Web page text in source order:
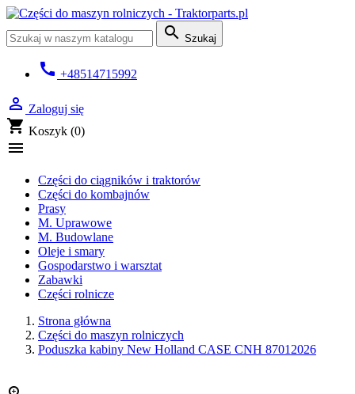
 Szukaj
call +48514715992
 Zaloguj się
shopping_cart Koszyk (0)

Części do ciągników i traktorów
Części do kombajnów
Prasy
M. Uprawowe
M. Budowlane
Oleje i smary
Gospodarstwo i warsztat
Zabawki
Części rolnicze
Strona główna
Części do maszyn rolniczych
Poduszka kabiny New Holland CASE CNH 87012026